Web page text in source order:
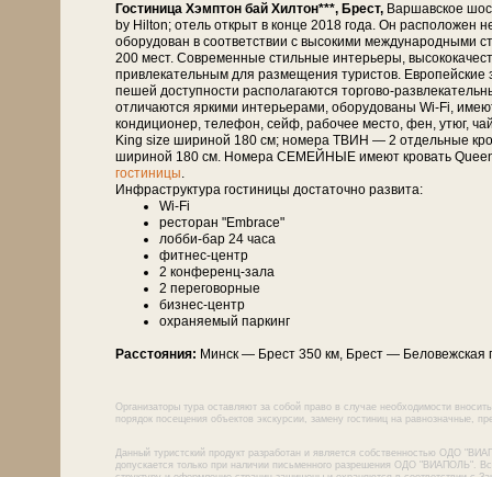
Гостиница Хэмптон бай Хилтон***, Брест, Варшавское
by Hilton; отель открыт в конце 2018 года. Он
оборудован в соответствии с высокими международными
200 мест. Современные стильные интерьеры,
привлекательным для размещения туристов.
пешей доступности располагаются торгово-
отличаются яркими интерьерами, оборудованы Wi-Fi,
кондиционер, телефон, сейф, рабочее место, фен, утюг,
King size шириной 180 см; номера ТВИН — 2 отдельные
шириной 180 см. Номера СЕМЕЙНЫЕ имеют кровать
гостиницы.
Инфраструктура гостиницы достаточно развита:
Wi-Fi
ресторан "Embrace"
лобби-бар 24 часа
фитнес-центр
2 конференц-зала
2 переговорные
бизнес-центр
охраняемый паркинг
Расстояния: Минск — Брест 350 км, Брест — Бе­ло­веж­ская
Организаторы тура оставляют за собой право в случае необходимости
порядок посещения объектов экскурсии, замену гостиниц на равнозначные,
Данный туристский продукт разработан и является собственностью ОДО
допускается только при наличии письменного разрешения ОДО "ВИАПОЛЬ".